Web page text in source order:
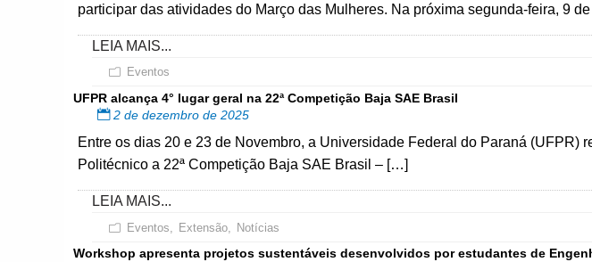
participar das atividades do Março das Mulheres. Na próxima segunda-feira, 9
LEIA MAIS...
Eventos
UFPR alcança 4° lugar geral na 22ª Competição Baja SAE Brasil
2 de dezembro de 2025
Entre os dias 20 e 23 de Novembro, a Universidade Federal do Paraná (UFPR)
Politécnico a 22ª Competição Baja SAE Brasil – […]
LEIA MAIS...
Eventos Extensão, Notícias
Workshop apresenta projetos sustentáveis desenvolvidos por estudantes de